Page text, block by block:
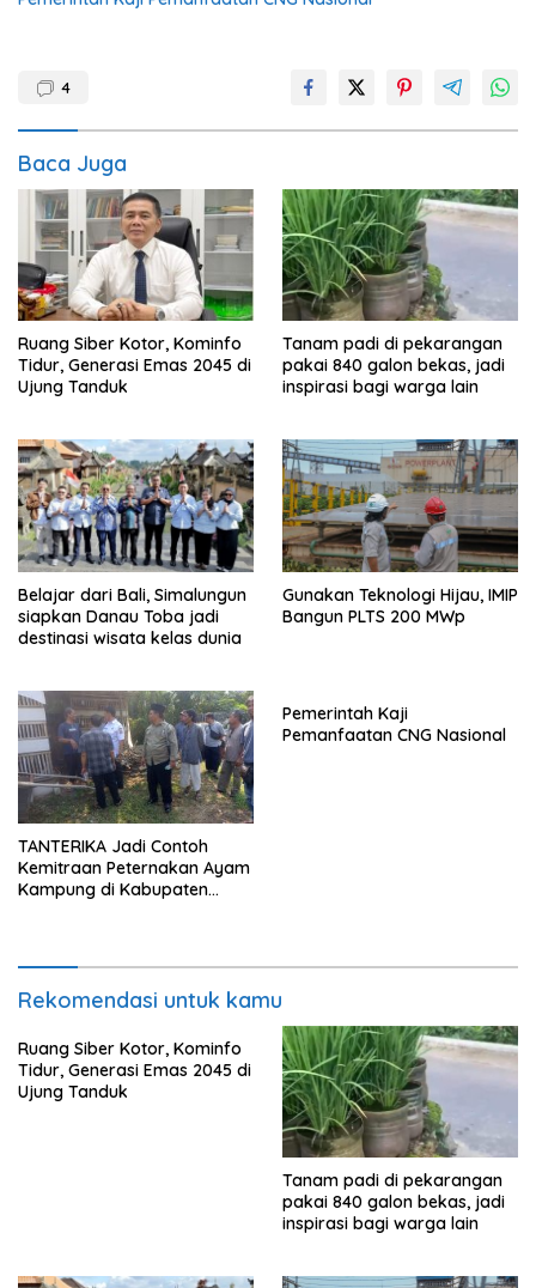
4
Baca Juga
Ruang Siber Kotor, Kominfo
Tidur, Generasi Emas 2045 di
Ujung Tanduk
Tanam padi di pekarangan
pakai 840 galon bekas, jadi
inspirasi bagi warga lain
Belajar dari Bali, Simalungun
siapkan Danau Toba jadi
destinasi wisata kelas dunia
Gunakan Teknologi Hijau, IMIP
Bangun PLTS 200 MWp
TANTERIKA Jadi Contoh
Kemitraan Peternakan Ayam
Kampung di Kabupaten
Pemerintah Kaji
Pemanfaatan CNG Nasional
Rekomendasi untuk kamu
Ruang Siber Kotor, Kominfo
Tidur, Generasi Emas 2045 di
Ujung Tanduk
Tanam padi di pekarangan
pakai 840 galon bekas, jadi
inspirasi bagi warga lain